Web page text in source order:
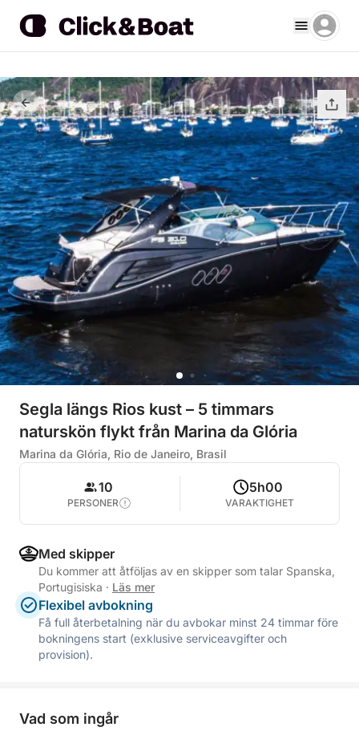
Segla längs Rios kust – 5 timmars
naturskön flykt från Marina da Glória
Marina da Glória, Rio de Janeiro, Brasil
10
PERSONER
5h00
VARAKTIGHET
Med skipper
Du kommer att åtföljas av en skipper som talar Spanska,
Portugisiska · Läs mer
Flexibel avbokning
Få full återbetalning när du avbokar minst 24 timmar före
bokningens start (exklusive serviceavgifter och
provision).
Vad som ingår